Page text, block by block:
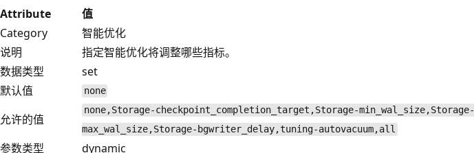
Attribute
值
Category
智能优化
说明
指定智能优化将调整哪些指标。
数据类型
set
默认值
none
允许的值
none,Storage-checkpoint_completion_target,Storage-min_wal_size,Storage-
max_wal_size,Storage-bgwriter_delay,tuning-autovacuum,all
参数类型 dynamic